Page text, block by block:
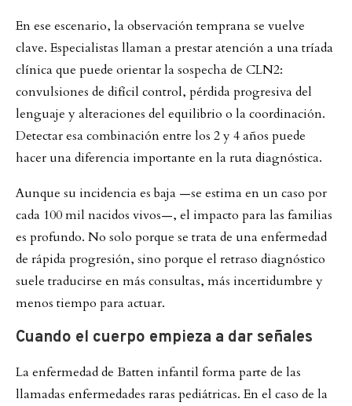
En ese escenario, la observación temprana se vuelve
clave. Especialistas llaman a prestar atención a una tríada
clínica que puede orientar la sospecha de CLN2:
convulsiones de difícil control, pérdida progresiva del
lenguaje y alteraciones del equilibrio o la coordinación.
Detectar esa combinación entre los 2 y 4 años puede
hacer una diferencia importante en la ruta diagnóstica.
Aunque su incidencia es baja —se estima en un caso por
cada 100 mil nacidos vivos—, el impacto para las familias
es profundo. No solo porque se trata de una enfermedad
de rápida progresión, sino porque el retraso diagnóstico
suele traducirse en más consultas, más incertidumbre y
menos tiempo para actuar.
Cuando el cuerpo empieza a dar señales
La enfermedad de Batten infantil forma parte de las
llamadas enfermedades raras pediátricas. En el caso de la